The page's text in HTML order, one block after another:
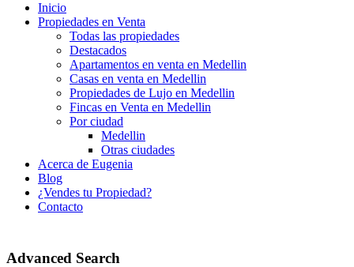
Inicio
Propiedades en Venta
Todas las propiedades
Destacados
Apartamentos en venta en Medellin
Casas en venta en Medellin
Propiedades de Lujo en Medellin
Fincas en Venta en Medellin
Por ciudad
Medellin
Otras ciudades
Acerca de Eugenia
Blog
¿Vendes tu Propiedad?
Contacto
Advanced Search